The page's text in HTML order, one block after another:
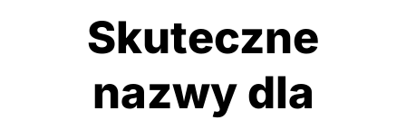
Skuteczne
nazwy dla